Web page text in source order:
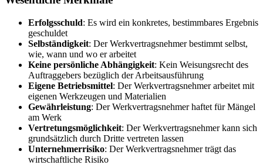
Erfolgsschuld: Es wird ein konkretes, bestimmbares Ergebnis
geschuldet
Selbständigkeit: Der Werkvertragsnehmer bestimmt selbst,
wie, wann und wo er arbeitet
Keine persönliche Abhängigkeit: Kein Weisungsrecht des
Auftraggebers bezüglich der Arbeitsausführung
Eigene Betriebsmittel: Der Werkvertragsnehmer arbeitet mit
eigenen Werkzeugen und Materialien
Gewährleistung: Der Werkvertragsnehmer haftet für Mängel
am Werk
Vertretungsmöglichkeit: Der Werkvertragsnehmer kann sich
grundsätzlich durch Dritte vertreten lassen
Unternehmerrisiko: Der Werkvertragsnehmer trägt das
wirtschaftliche Risiko